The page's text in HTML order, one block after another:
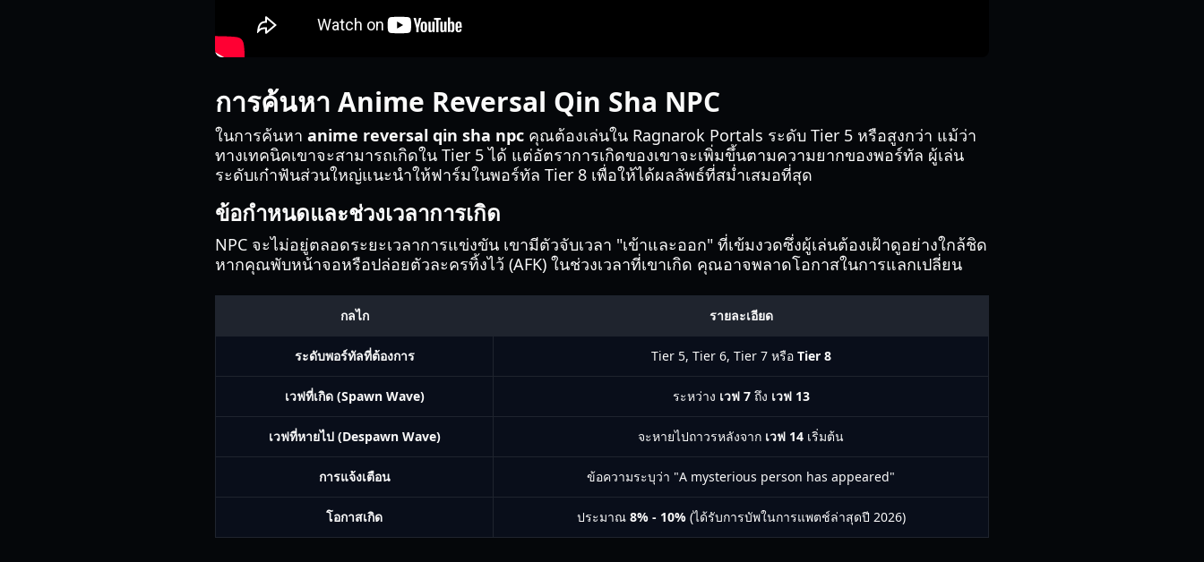
การค้นหา Anime Reversal Qin Sha NPC
ในการค้นหา anime reversal qin sha npc คุณต้องเล่นใน Ragnarok Portals ระดับ Tier 5 หรือสูงกว่า แม้ว่า
ทางเทคนิคเขาจะสามารถเกิดใน Tier 5 ได้ แต่อัตราการเกิดของเขาจะเพิ่มขึ้นตามความยากของพอร์ทัล ผู้เล่น
ระดับเก๋าฟันส่วนใหญ่แนะนำให้ฟาร์มในพอร์ทัล Tier 8 เพื่อให้ได้ผลลัพธ์ที่สม่ำเสมอที่สุด
ข้อกำหนดและช่วงเวลาการเกิด
NPC จะไม่อยู่ตลอดระยะเวลาการแข่งขัน เขามีตัวจับเวลา "เข้าและออก" ที่เข้มงวดซึ่งผู้เล่นต้องเฝ้าดูอย่างใกล้ชิด
หากคุณพับหน้าจอหรือปล่อยตัวละครทิ้งไว้ (AFK) ในช่วงเวลาที่เขาเกิด คุณอาจพลาดโอกาสในการแลกเปลี่ยน
กลไก รายละเอียด
ระดับพอร์ทัลที่ต้องการ Tier 5, Tier 6, Tier 7 หรือ Tier 8
เวฟที่เกิด (Spawn Wave) ระหว่าง เวฟ 7ถึง เวฟ 13
เวฟที่หายไป (Despawn Wave) จะหายไปถาวรหลังจาก เวฟ 14 เริ่มต้น
การแจ้งเตือน ข้อความระบุว่า "A mysterious person has appeared"
โอกาสเกิด ประมาณ 8% - 10%(ได้รับการบัพในการแพตช์ล่าสุดปี 2026)